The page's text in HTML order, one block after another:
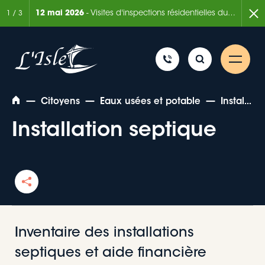
/ 3
de 6 mois 12 mai 2026 - Visites d'inspections résidentielles du Service de la sécurité incendie 7 août
— Citoyens — Eaux usées et potable — Installation septique
Installation septique
Inventaire des installations
septiques et aide financière